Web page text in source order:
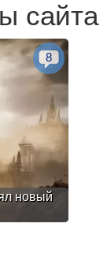
сайта
новый
8